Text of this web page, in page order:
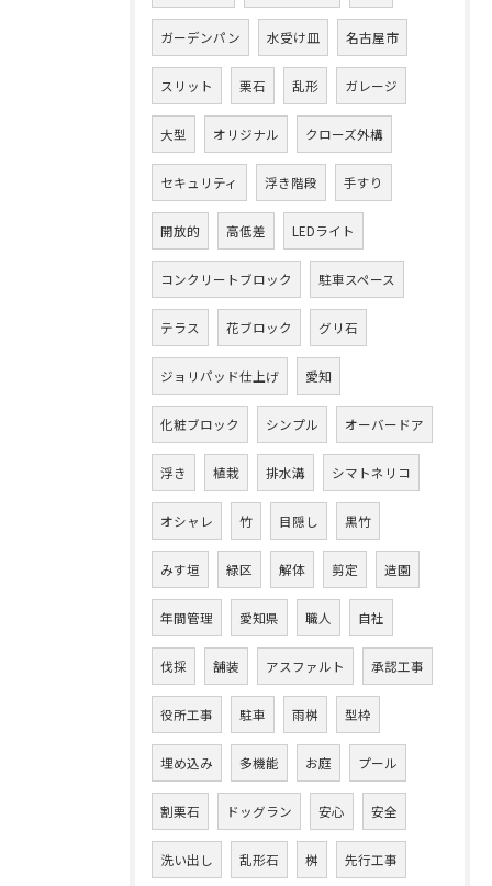
ガーデンパン 水受け皿 名古屋市
スリット 栗石 乱形 ガレージ
大型 オリジナル クローズ外構
セキュリティ 浮き階段 手すり
開放的 高低差 LEDライト
コンクリートブロック 駐車スペース
テラス 花ブロック グリ石
ジョリパッド仕上げ 愛知
化粧ブロック シンプル オーバードア
浮き 植栽 排水溝 シマトネリコ
オシャレ 竹 目隠し 黒竹
みす垣 緑区 解体 剪定 造園
年間管理 愛知県 職人 自社
伐採 舗装 アスファルト 承認工事
役所工事 駐車 雨桝 型枠
埋め込み 多機能 お庭 プール
割栗石 ドッグラン 安心 安全
洗い出し 乱形石 桝 先行工事